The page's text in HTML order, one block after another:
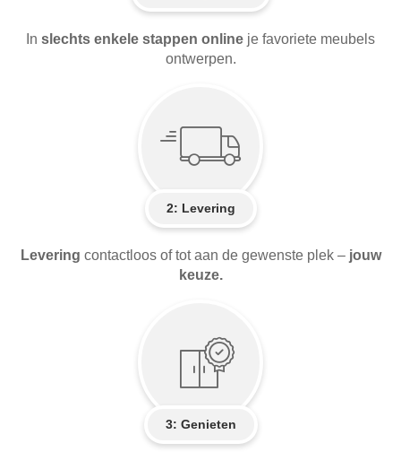
In slechts enkele stappen online je favoriete meubels
ontwerpen.
2: Levering
Levering contactloos of tot aan de gewenste plek – jouw
keuze.
3: Genieten